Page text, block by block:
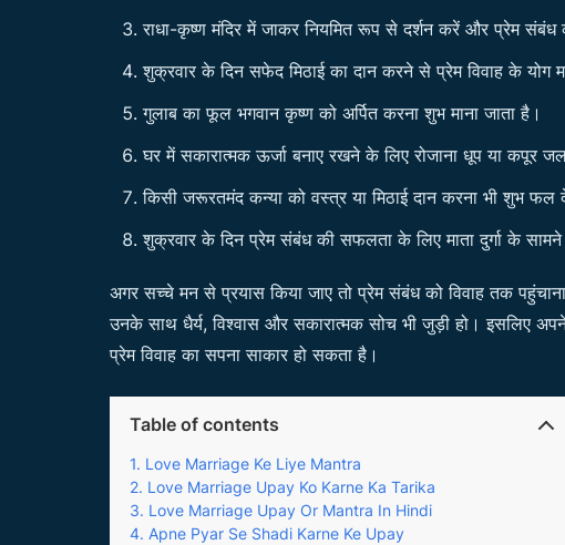
राधा-कृष्ण मंदिर में जाकर नियमित रूप से दर्शन करें और प्रेम संबंध
शुक्रवार के दिन सफेद मिठाई का दान करने से प्रेम विवाह के योग
गुलाब का फूल भगवान कृष्ण को अर्पित करना शुभ माना जाता है।
घर में सकारात्मक ऊर्जा बनाए रखने के लिए रोजाना धूप या कपूर
किसी जरूरतमंद कन्या को वस्त्र या मिठाई दान करना भी शुभ फल
शुक्रवार के दिन प्रेम संबंध की सफलता के लिए माता दुर्गा के
अगर सच्चे मन से प्रयास किया जाए तो प्रेम संबंध को विवाह तक
उनके साथ धैर्य, विश्वास और सकारात्मक सोच भी जुड़ी हो। इसलिए
प्रेम विवाह का सपना साकार हो सकता है।
Table of contents
Love Marriage Ke Liye Mantra
Love Marriage Upay Ko Karne Ka Tarika
Love Marriage Upay Or Mantra In Hindi
Apne Pyar Se Shadi Karne Ke Upay